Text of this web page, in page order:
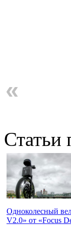
«
Статьи
Одноколесный
V2.0» от «Focus